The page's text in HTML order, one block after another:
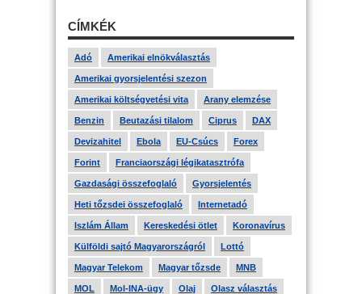
CÍMKÉK
Adó Amerikai elnökválasztás
Amerikai gyorsjelentési szezon
Amerikai költségvetési vita Arany elemzése
Benzin Beutazási tilalom Ciprus DAX
Devizahitel Ebola EU-Csúcs Forex
Forint Franciaországi légikatasztrófa
Gazdasági összefoglaló Gyorsjelentés
Heti tőzsdei összefoglaló Internetadó
Iszlám Állam Kereskedési ötlet Koronavírus
Külföldi sajtó Magyarországról Lottó
Magyar Telekom Magyar tőzsde MNB
MOL Mol-INA-ügy Olaj Olasz választás